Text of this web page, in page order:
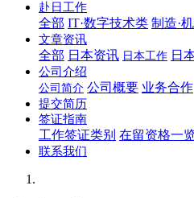
赴日工作
全部 IT·数字技术类 制造·
文章资讯
全部 日本资讯 日本工作 日
公司介绍
公司简介 公司概要 业务合作
提交简历
签证指南
工作签证类别 在留资格一
联系我们